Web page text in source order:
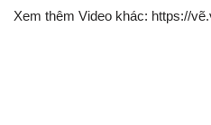
Xem thêm Video khác: https://